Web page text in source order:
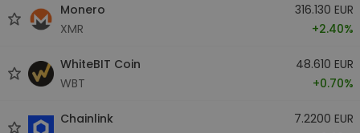
Monero
XMR
316.130 EUR
+2.40%
WhiteBIT Coin
WBT
48.610 EUR
+0.70%
Chainlink
7.2200 EUR